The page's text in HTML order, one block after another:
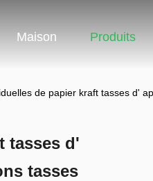
Maison Produits
de papier kraft tasses d'
tasses d'
tasses